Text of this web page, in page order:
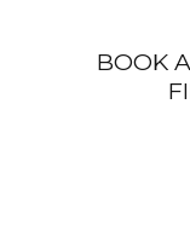
BOOK